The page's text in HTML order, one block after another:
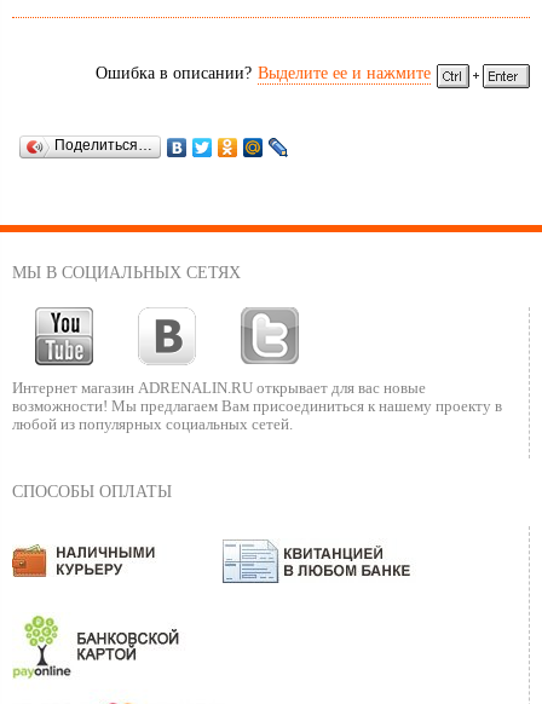
Ошибка в описании? Выделите ее и нажмите
Поделиться…
МЫ В СОЦИАЛЬНЫХ СЕТЯХ
Интернет магазин ADRENALIN.RU открывает для вас новые
возможности! Мы предлагаем Вам присоединиться к нашему проекту в
любой из популярных социальных сетей.
СПОСОБЫ ОПЛАТЫ